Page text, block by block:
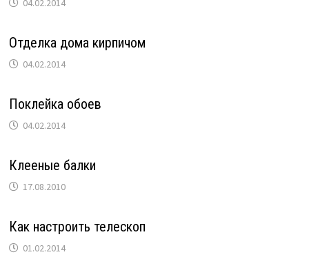
04.02.2014
Отделка дома кирпичом
04.02.2014
Поклейка обоев
04.02.2014
Клееные балки
17.08.2010
Как настроить телескоп
01.02.2014